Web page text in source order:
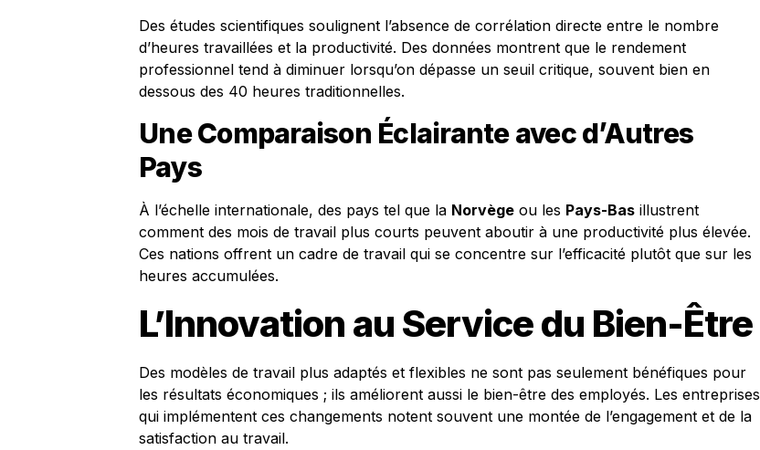
Des études scientifiques soulignent l’absence de corrélation directe entre le nombre
d’heures travaillées et la productivité. Des données montrent que le rendement
professionnel tend à diminuer lorsqu’on dépasse un seuil critique, souvent bien en
dessous des 40 heures traditionnelles.
Une Comparaison Éclairante avec d’Autres
Pays
À l’échelle internationale, des pays tel que la Norvège ou les Pays-Bas illustrent
comment des mois de travail plus courts peuvent aboutir à une productivité plus élevée.
Ces nations offrent un cadre de travail qui se concentre sur l’efficacité plutôt que sur les
heures accumulées.
L’Innovation au Service du Bien-Être
Des modèles de travail plus adaptés et flexibles ne sont pas seulement bénéfiques pour
les résultats économiques ; ils améliorent aussi le bien-être des employés. Les entreprises
qui implémentent ces changements notent souvent une montée de l’engagement et de la
satisfaction au travail.